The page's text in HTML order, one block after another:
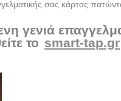
σας κάρτας
γενιά
το smart-tap.gr